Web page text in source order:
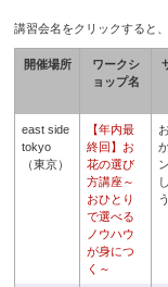
講習会名をクリックすると
開催場所
ワークシ
ョップ名
east side
tokyo
（東京）
【年内最
終回】お
花の選び
方講座～
おひとり
で選べる
ノウハウ
が身につ
く～